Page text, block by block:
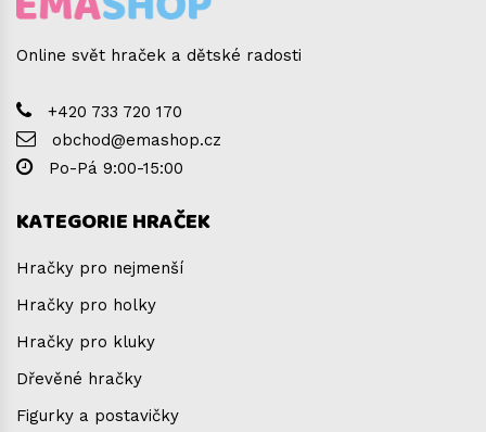
Online svět hraček a dětské radosti
+420 733 720 170
obchod@emashop.cz
Po-Pá 9:00-15:00
KATEGORIE HRAČEK
Hračky pro nejmenší
Hračky pro holky
Hračky pro kluky
Dřevěné hračky
Figurky a postavičky